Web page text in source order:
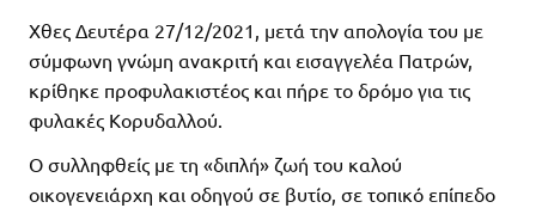
Χθες Δευτέρα 27/12/2021, μετά την απολογία του με
σύμφωνη γνώμη ανακριτή και εισαγγελέα Πατρών,
κρίθηκε προφυλακιστέος και πήρε το δρόμο για τις
φυλακές Κορυδαλλού.
Ο συλληφθείς με τη «διπλή» ζωή του καλού
οικογενειάρχη και οδηγού σε βυτίο, σε τοπικό επίπεδο